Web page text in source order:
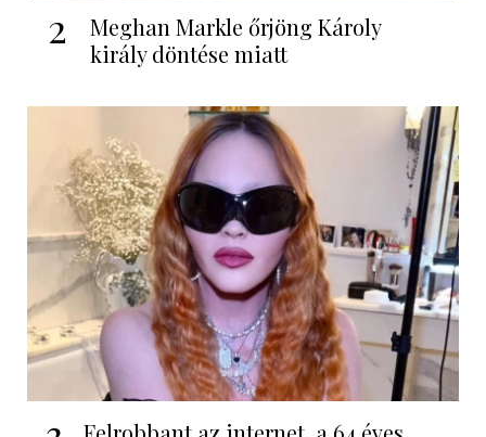
2
Meghan Markle őrjöng Károly
király döntése miatt